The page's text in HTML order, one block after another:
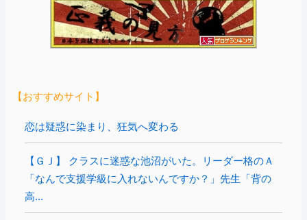
【おすすめサイト】
恋は疑惑に染まり、狂気へ変わる
【ＧＪ】 クラスに迷惑な池沼がいた。リーダー格のＡ
「なんで支援学級に入れないんですか？」先生「背の
高...